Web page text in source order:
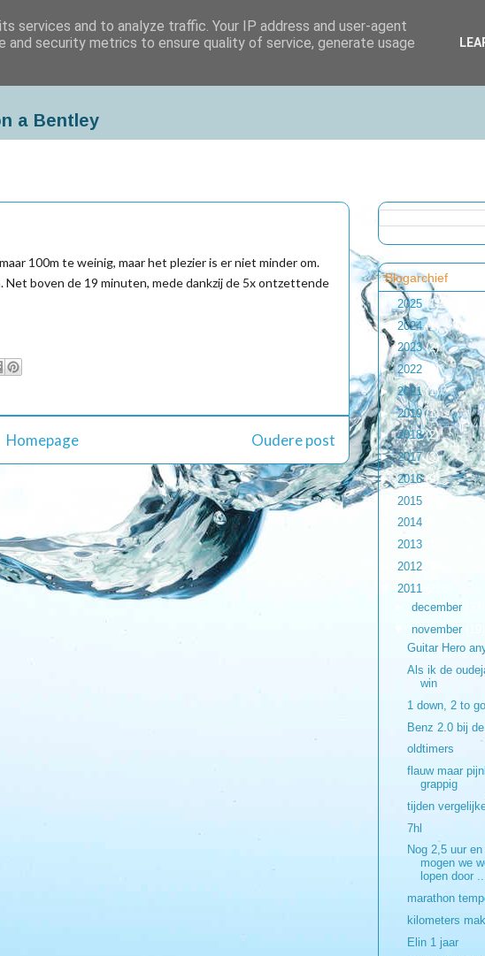
a Bentley
100m te weinig, maar het plezier is er niet minder om.
boven de 19 minuten, mede dankzij de 5x ontzettende
Oudere post
Homepage
Blogarchief
2025 (1)
► 2024(1)
►2023(2)
►2022
(1)
►2021(1)
►2019(1)
►2018(2)
►2017(3)
►2016(9)
2015
2014
2013
2012
2011
december
november
Guitar Hero
Als ik de
win
1 down, 2 to go
Benz 2.0 bij
oldtimers
flauw maar
grappig
tijden
7hl
Nog 2,5 uur
mogen we
lopen door
marathon
kilometers
Elin 1 jaar
services and to analyze traffic. Your IP address and user-agent
and security metrics to ensure quality of service, generate usage